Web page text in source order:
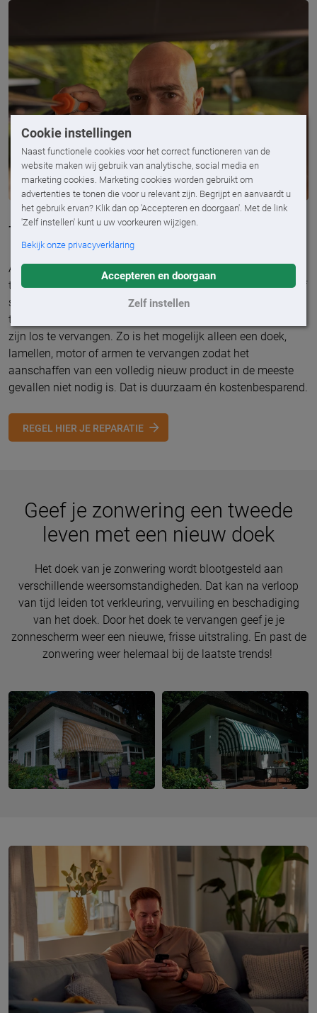
Cookie instellingen
Naast functionele cookies voor het correct functioneren van de
website maken wij gebruik van analytische, social media en
marketing cookies. Marketing cookies worden gebruikt om
advertenties te tonen die voor u relevant zijn. Begrijpt en aanvaardt u
het gebruik ervan? Klik dan op 'Accepteren en doorgaan'. Met de link
'Zelf instellen' kunt u uw voorkeuren wijzigen.
Bekijk onze privacyverklaring
Accepteren en doorgaan
Zelf instellen
Toch een defect?
Al is jouw zonwering nog zo goed, na verloop van tijd kan
toch een defect ontstaan door slijtage, oneigenlijk gebruik of
schade door bijvoorbeeld een (ruk)wind. Dan is het goed om
te weten dat bijna alle onderdelen van Ambiance-producten
zijn los te vervangen. Zo is het mogelijk alleen een doek,
lamellen, motor of armen te vervangen zodat het
aanschaffen van een volledig nieuw product in de meeste
gevallen niet nodig is. Dat is duurzaam én kostenbesparend.
REGEL HIER JE REPARATIE
Geef je zonwering een tweede
leven met een nieuw doek
Het doek van je zonwering wordt blootgesteld aan
verschillende weersomstandigheden. Dat kan na verloop
van tijd leiden tot verkleuring, vervuiling en beschadiging
van het doek. Door het doek te vervangen geef je je
zonnescherm weer een nieuwe, frisse uitstraling. En past de
zonwering weer helemaal bij de laatste trends!